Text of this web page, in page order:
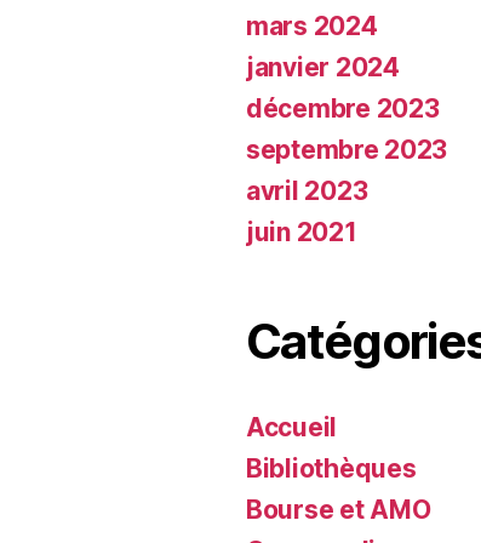
mars 2024
janvier 2024
décembre 2023
septembre 2023
avril 2023
juin 2021
Accueil
Bibliothèques
Bourse et AMO